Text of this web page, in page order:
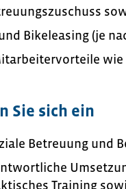
Bikeleasing (je
wie
Sie sich ein
Betreuung und
Training